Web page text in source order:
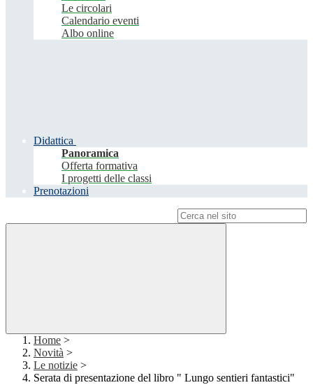
Le circolari
Calendario eventi
Albo online
Didattica
Panoramica
Offerta formativa
I progetti delle classi
Prenotazioni
Home >
Novità >
Le notizie >
Serata di presentazione del libro " Lungo sentieri fantastici"